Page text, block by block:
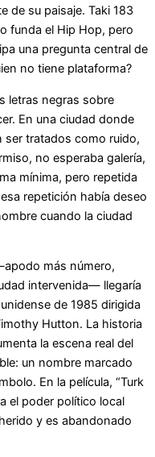
de su paisaje. Taki 183
funda el Hip Hop, pero
una pregunta central de
no tiene plataforma?
letras negras sobre
En una ciudad donde
ser tratados como ruido,
no esperaba galería,
mínima, pero repetida
repetición había deseo
cuando la ciudad
más número,
intervenida— llegaría
de 1985 dirigida
Hutton. La historia
la escena real del
un nombre marcado
En la película, “Turk
el poder político local
y es abandonado